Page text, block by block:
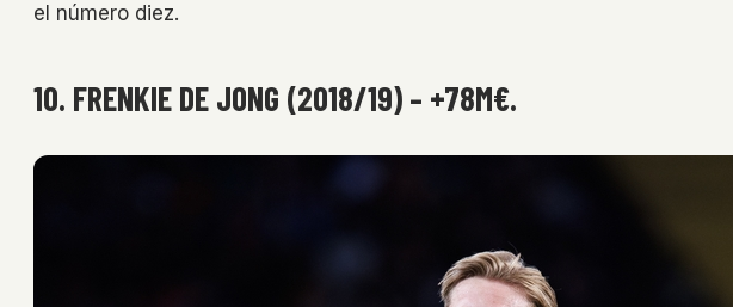
el número diez.
10. FRENKIE DE JONG (2018/19) – +78M€.